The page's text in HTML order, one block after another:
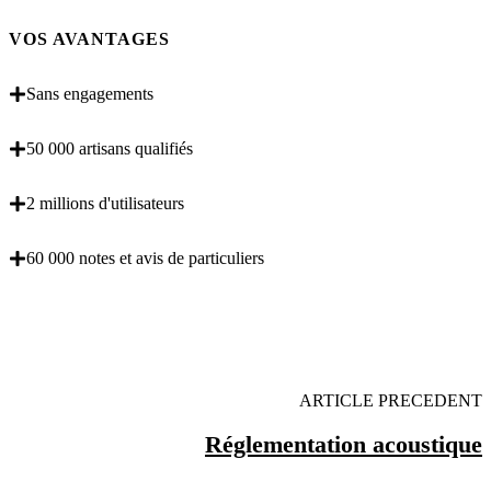
VOS AVANTAGES
Sans engagements
50 000 artisans qualifiés
2 millions d'utilisateurs
60 000 notes et avis de particuliers
ARTICLE PRECEDENT
Réglementation acoustique